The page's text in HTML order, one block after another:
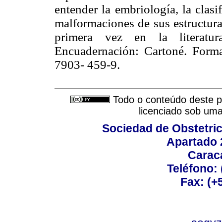
entender la embriología, la
malformaciones de sus
primera vez en la
Encuadernación: Cartoné.
7903- 459-9.
Todo o conteúdo deste
licenciado sob
Sociedad de
Apartado
Teléfono:
Fax: